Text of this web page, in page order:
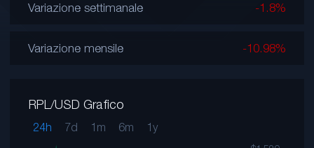
Variazione settimanale -1.8%
Variazione mensile -10.98%
RPL/USD Grafico
24h 7d 1m 6m 1y